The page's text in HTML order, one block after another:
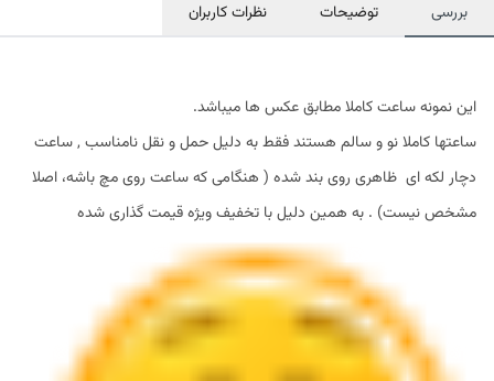
بررسی توضیحات نظرات کاربران
این نمونه ساعت کاملا مطابق عکس ها میباشد.
ساعتها کاملا نو و سالم هستند فقط به دلیل حمل و نقل نامناسب , ساعت
دچار لکه ای ظاهری روی بند شده ( هنگامی که ساعت روی مچ باشه، اصلا
مشخص نیست) . به همین دلیل با تخفیف ویژه قیمت گذاری شده